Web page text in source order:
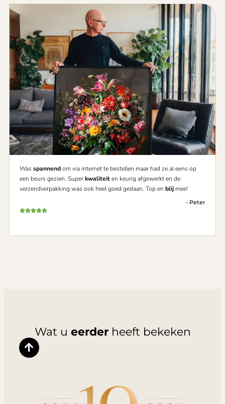
Was spannendom via internet te bestellen maar had ze al eens op
een beurs gezien. Superkwaliteiten keurig afgewerkt en de
verzendverpakking was ook heel goed gedaan. Top en blij mee!
- Peter
Wat u eerderheeft bekeken